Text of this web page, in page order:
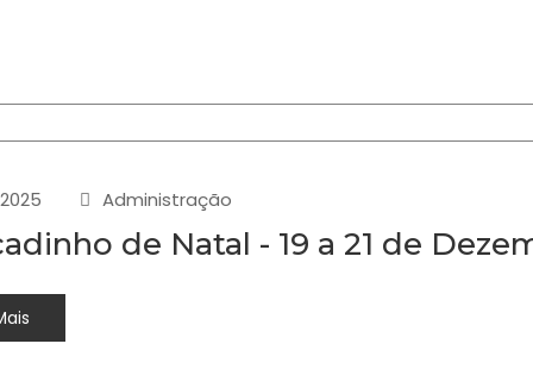
Administração
de Natal - 19 a 21 de